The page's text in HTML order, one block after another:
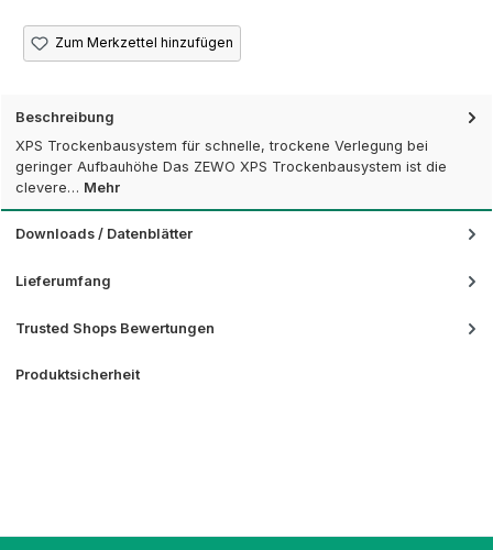
Zum Merkzettel hinzufügen
Beschreibung
XPS Trockenbausystem für schnelle, trockene Verlegung bei
geringer Aufbauhöhe Das ZEWO XPS Trockenbausystem ist die
clevere… Mehr
Downloads / Datenblätter
Lieferumfang
Trusted Shops Bewertungen
Produktsicherheit